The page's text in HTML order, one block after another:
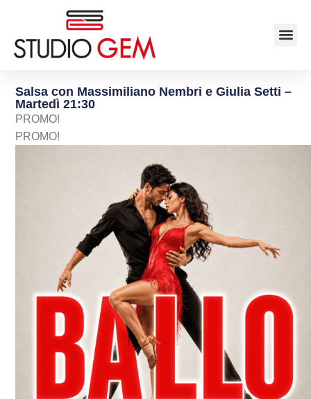
Salsa con Massimiliano Nembri e Giulia Setti –
Martedì 21:30
PROMO!
PROMO!